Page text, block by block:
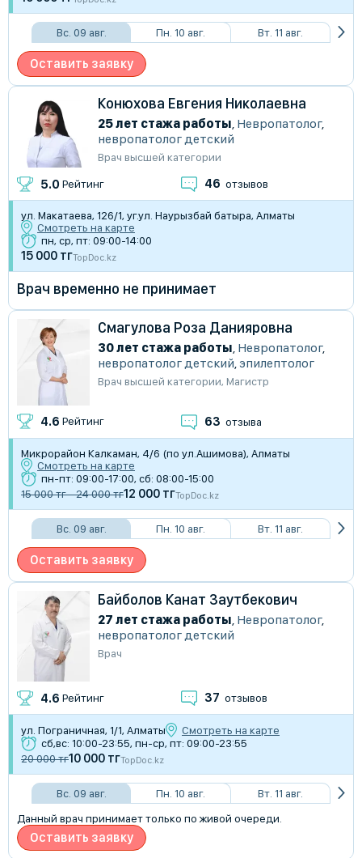
Вс. 09 авг. Пн. 10 авг. Вт. 11 авг.
Оставить заявку
Конюхова Евгения Николаевна
25 лет стажа работы, Невропатолог,
невропатолог детский
Врач высшей категории
5.0 Рейтинг 46 отзывов
ул. Макатаева, 126/1, уг.ул. Наурызбай батыра, Алматы
Смотреть на карте
пн, ср, пт: 09:00-14:00
15 000 тгTopDoc.kz
Врач временно не принимает
Смагулова Роза Данияровна
30 лет стажа работы, Невропатолог,
невропатолог детский, эпилептолог
Врач высшей категории, Магистр
4.6 Рейтинг 63 отзыва
Микрорайон Калкаман, 4/6 (по ул.Ашимова), Алматы
Смотреть на карте
пн-пт: 09:00-17:00, сб: 08:00-15:00
15 000 тг - 24 000 тг12 000 тгTopDoc.kz
Вс. 09 авг. Пн. 10 авг. Вт. 11 авг.
Оставить заявку
Байболов Канат Заутбекович
27 лет стажа работы Невропатолог,
невропатолог детский
Врач
4.6 Рейтинг 37 отзывов
ул. Пограничная, 1/1, Алматы
Смотреть на карте
сб,вс: 10:00-23:55, пн-ср, пт: 09:00-23:55
20 000 тг10 000 тгTopDoc.kz
Вс. 09 авг. Пн. 10 авг.
Вт. 11 авг.
Данный врач принимает только по живой очереди.
Оставить заявку